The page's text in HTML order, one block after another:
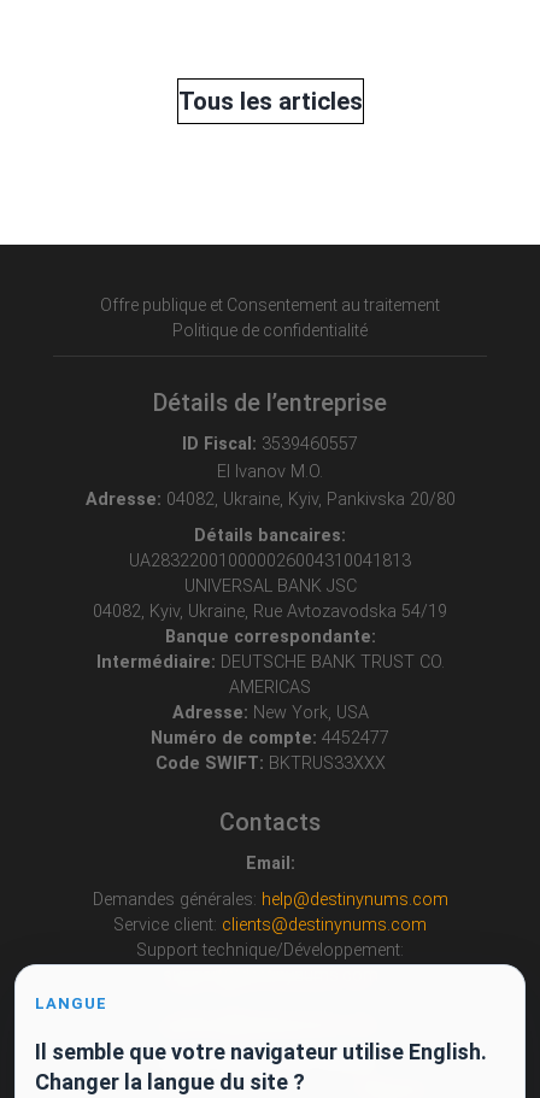
Tous les articles
Offre publique et Consentement au traitement
Politique de confidentialité
Détails de l’entreprise
ID Fiscal: 3539460557
EI Ivanov M.O.
Adresse: 04082, Ukraine, Kyiv, Pankivska 20/80
Détails bancaires:
UA283220010000026004310041813
UNIVERSAL BANK JSC
04082, Kyiv, Ukraine, Rue Avtozavodska 54/19
Banque correspondante:
Intermédiaire: DEUTSCHE BANK TRUST CO.
AMERICAS
Adresse: New York, USA
Numéro de compte: 4452477
Code SWIFT: BKTRUS33XXX
Contacts
Email:
Demandes générales: help@destinynums.com
Service client: clients@destinynums.com
Support technique/Développement:
Autres moyens de contact:
Pour les demandes d’achat via
LANGUE
Il semble que votre navigateur utilise English.
Changer la langue du site ?